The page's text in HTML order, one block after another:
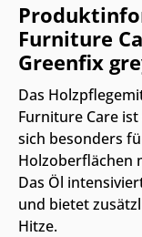
Furniture
Greenfix
Das
Furniture Care
sich besonders
Holzoberflächen
Das Öl
und bietet
Hitze.